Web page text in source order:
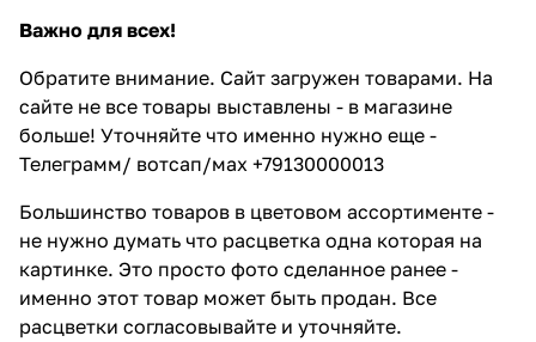
Важно для всех!
Обратите внимание. Сайт загружен товарами. На
сайте не все товары выставлены - в магазине
больше! Уточняйте что именно нужно еще -
Телеграмм/ вотсап/мах +79130000013
Большинство товаров в цветовом ассортименте -
не нужно думать что расцветка одна которая на
картинке. Это просто фото сделанное ранее -
именно этот товар может быть продан. Все
расцветки согласовывайте и уточняйте.